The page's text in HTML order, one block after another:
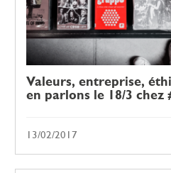
Valeurs, entreprise,
en parlons le 18/3 chez
13/02/2017